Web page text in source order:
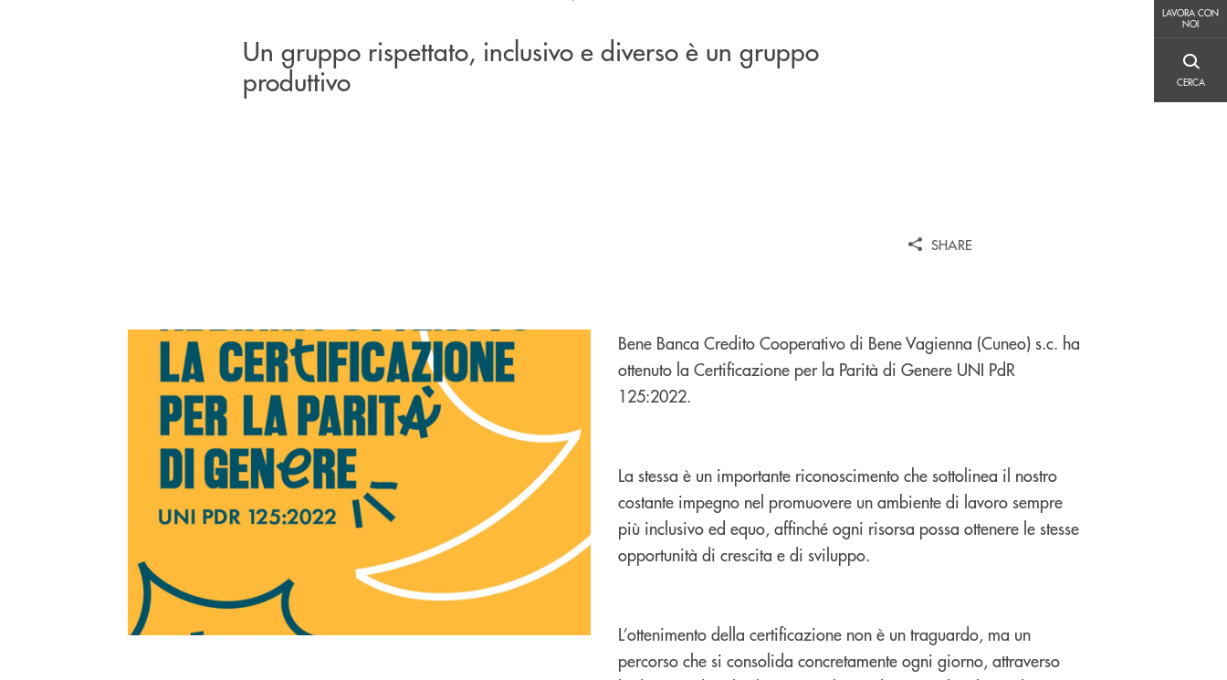
LAVORA CON
NOI
CERCA
Un gruppo rispettato, inclusivo e diverso è un gruppo
produttivo
SHARE
Bene Banca Credito Cooperativo di Bene Vagienna (Cuneo) s.c. ha
ottenuto la Certificazione per la Parità di Genere UNI PdR
125:2022.
La stessa è un importante riconoscimento che sottolinea il nostro
costante impegno nel promuovere un ambiente di lavoro sempre
più inclusivo ed equo, affinché ogni risorsa possa ottenere le stesse
opportunità di crescita e di sviluppo.
L’ottenimento della certificazione non è un traguardo, ma un
percorso che si consolida concretamente ogni giorno, attraverso